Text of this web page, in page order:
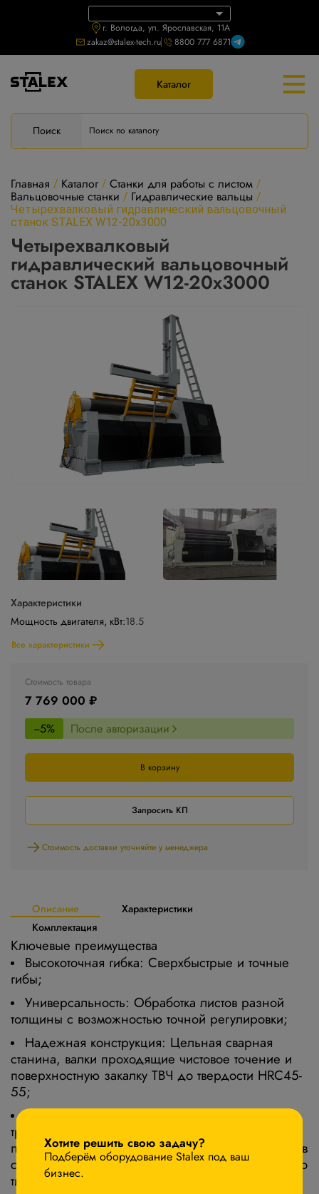
г. Вологда, ул. Ярославская, 11А
zakaz@stalex-tech.ru
8800 777 6871
Каталог
Поиск
Главная / Каталог / Станки для работы с листом /
Вальцовочные станки / Гидравлические вальцы /
Четырехвалковый гидравлический вальцовочный
станок STALEX W12-20x3000
Четырехвалковый
гидравлический вальцовочный
станок STALEX W12-20x3000
Характеристики
Мощность двигателя, кВт:18.5
Все характеристики
Стоимость товара
7 769 000 ₽
−5% После авторизации
В корзину
Запросить КП
Стоимость доставки уточняйте у менеджера
Описание
Характеристики
Комплектация
Ключевые преимущества
Высокоточная гибка: Сверхбыстрые и точные
гибы;
Универсальность: Обработка листов разной
толщины с возможностью точной регулировки;
Надежная конструкция: Цельная сварная
станина, валки проходящие чистовое точение и
поверхностную закалку ТВЧ до твердости HRC45-
55;
Повышенная производительность
: Станок не
требует от оператора извлечения, переворота и
повторной правки листа после гибки кромок, как в
случае с трехвалковыми машинами симметричного
типа (IP);
Хотите решить свою задачу?
Подберём оборудование Stalex под ваш
бизнес.